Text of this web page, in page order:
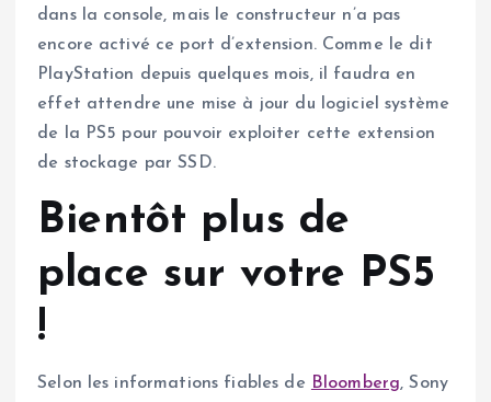
dans la console, mais le constructeur n’a pas
encore activé ce port d’extension. Comme le dit
PlayStation depuis quelques mois, il faudra en
effet attendre une mise à jour du logiciel système
de la PS5 pour pouvoir exploiter cette extension
de stockage par SSD.
Bientôt plus de
place sur votre PS5
!
Selon les informations fiables de Bloomberg, Sony